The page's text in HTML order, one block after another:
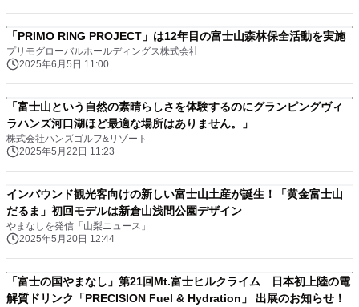
「PRIMO RING PROJECT」は12年目の富士山森林保全活動を実施
プリモグローバルホールディングス株式会社
2025年6月5日 11:00
「富士山という自然の素晴らしさを体験するのにグランピングヴィ
ラハンズ河口湖ほど最適な場所はありません。」
株式会社ハンズゴルフ&リゾート
2025年5月22日 11:23
インバウンド観光客向けの新しい富士山土産が誕生！「黄金富士山
だるま」初回モデルは新倉山浅間公園デザイン
やまなしを発信「山梨ニュース」
2025年5月20日 12:44
「富士の国やまなし」第21回Mt.富士ヒルクライム 日本初上陸の電
解質ドリンク「PRECISION Fuel & Hydration」 出展のお知らせ！